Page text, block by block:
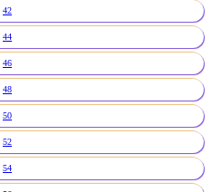
42
44
46
48
50
52
54